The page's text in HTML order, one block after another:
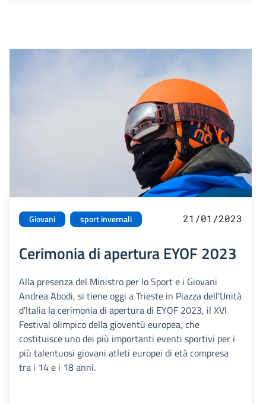
Giovani sport invernali 21/01/2023
Cerimonia di apertura EYOF 2023
Alla presenza del Ministro per lo Sport e i Giovani
Andrea Abodi, si tiene oggi a Trieste in Piazza dell'Unità
d'Italia la cerimonia di apertura di EYOF 2023, il XVI
Festival olimpico della gioventù europea, che
costituisce uno dei più importanti eventi sportivi per i
più talentuosi giovani atleti europei di età compresa
tra i 14 e i 18 anni.